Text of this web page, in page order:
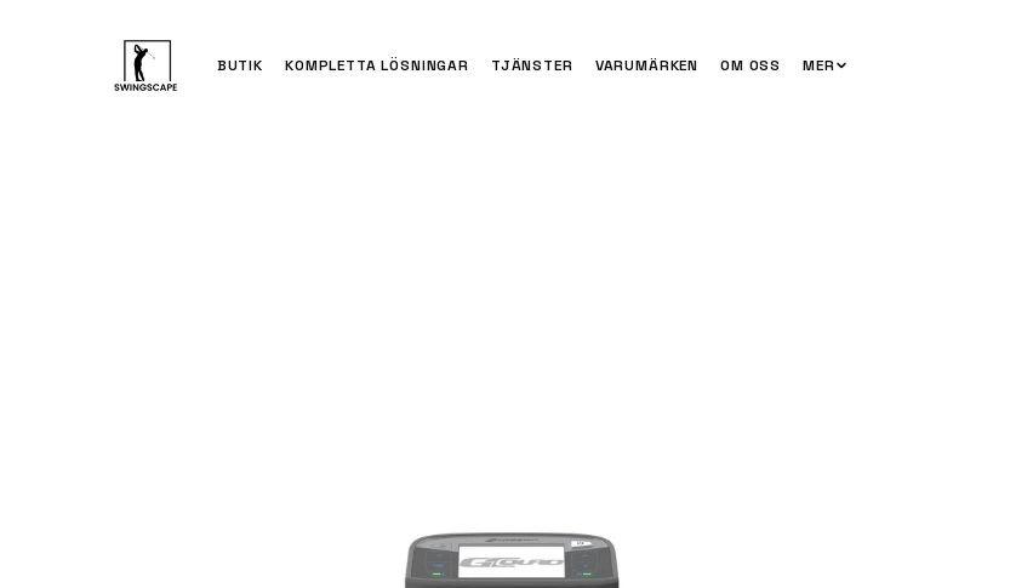
BUTIK KOMPLETTA LÖSNINGAR TJÄNSTER VARUMÄRKEN OM OSS MER